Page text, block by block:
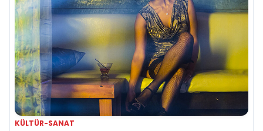
KÜLTÜR-SANAT